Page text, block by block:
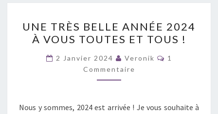
TRÈS
BELLE
ANNÉE
2024
À
TOUTES
UNE TRÈS BELLE ANNÉE 2024
À VOUS TOUTES ET TOUS !
2 Janvier 2024 Veronik
1
Commentaire
Nous y sommes, 2024 est arrivée ! Je vous souhaite à